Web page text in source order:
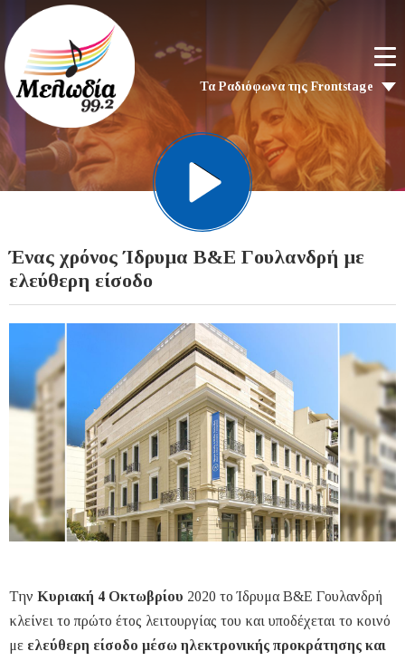
Τα Ραδιόφωνα της Frontstage
Ένας χρόνος Ίδρυμα Β&Ε Γουλανδρή με
ελεύθερη είσοδο
Την Κυριακή 4 Οκτωβρίου 2020 το Ίδρυμα Β&Ε Γουλανδρή
κλείνει το πρώτο έτος λειτουργίας του και υποδέχεται το κοινό
με ελεύθερη είσοδο μέσω ηλεκτρονικής προκράτησης και